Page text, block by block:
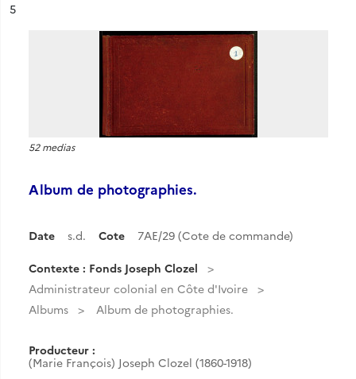
n°
5
52 medias
Album de photographies.
Date s.d. Cote 7AE/29 (Cote de commande)
Contexte : Fonds Joseph Clozel
Administrateur colonial en Côte d'Ivoire
Albums
Album de photographies.
Producteur :
(Marie François) Joseph Clozel (1860-1918)